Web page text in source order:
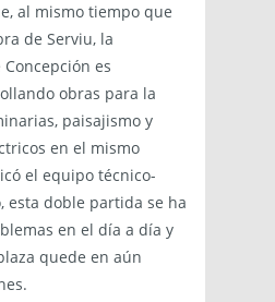
al mismo tiempo que
de Serviu, la
es
obras para la
paisajismo y
en el mismo
el equipo técnico-
esta doble partida se ha
en el día a día y
quede en aún